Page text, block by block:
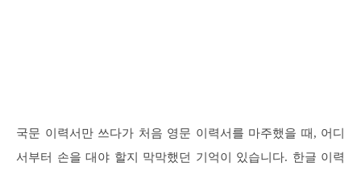
국문 이력서만 쓰다가 처음 영문 이력서를 마주했을 때, 어디
서부터 손을 대야 할지 막막했던 기억이 있습니다. 한글 이력